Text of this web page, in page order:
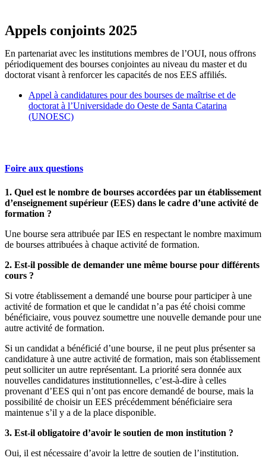
Appels conjoints 2025
En partenariat avec les institutions membres de l’OUI, nous offrons
périodiquement des bourses conjointes au niveau du master et du
doctorat visant à renforcer les capacités de nos EES affiliés.
Appel à candidatures pour des bourses de maîtrise et de
doctorat à l’Universidade do Oeste de Santa Catarina
(UNOESC)
Foire aux questions
1. Quel est le nombre de bourses accordées par un établissement
d’enseignement supérieur (EES) dans le cadre d’une activité de
formation ?
Une bourse sera attribuée par IES en respectant le nombre maximum
de bourses attribuées à chaque activité de formation.
2. Est-il possible de demander une même bourse pour différents
cours ?
Si votre établissement a demandé une bourse pour participer à une
activité de formation et que le candidat n’a pas été choisi comme
bénéficiaire, vous pouvez soumettre une nouvelle demande pour une
autre activité de formation.
Si un candidat a bénéficié d’une bourse, il ne peut plus présenter sa
candidature à une autre activité de formation, mais son établissement
peut solliciter un autre représentant. La priorité sera donnée aux
nouvelles candidatures institutionnelles, c’est-à-dire à celles
provenant d’EES qui n’ont pas encore demandé de bourse, mais la
possibilité de choisir un EES précédemment bénéficiaire sera
maintenue s’il y a de la place disponible.
3. Est-il obligatoire d’avoir le soutien de mon institution ?
Oui, il est nécessaire d’avoir la lettre de soutien de l’institution.